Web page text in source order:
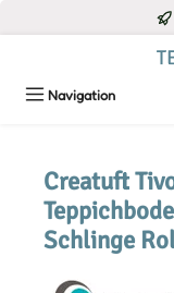
Zum Hauptinhalt springen
Navigation
Creatuft
Schlinge